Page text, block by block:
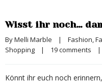
Wisst ihr noch…
By Melli Marble | Fashion,
Shopping
| 19 comments |
Könnt ihr euch noch